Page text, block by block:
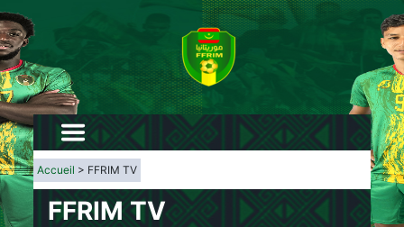
Accueil > FFRIM TV
FFRIM TV